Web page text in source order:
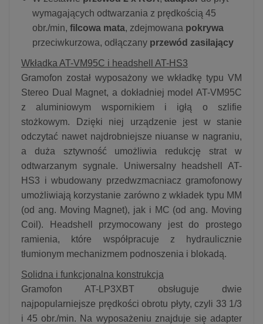
wymagających odtwarzania z prędkością 45
obr./min, filcowa mata, zdejmowana pokrywa
przeciwkurzowa, odłączany przewód zasilający
Wkładka AT-VM95C i headshell AT-HS3
Gramofon został wyposażony we wkładkę typu VM
Stereo Dual Magnet, a dokładniej model AT-VM95C
z aluminiowym wspornikiem i igłą o szlifie
stożkowym. Dzięki niej urządzenie jest w stanie
odczytać nawet najdrobniejsze niuanse w nagraniu,
a duża sztywność umożliwia redukcję strat w
odtwarzanym sygnale. Uniwersalny headshell AT-
HS3 i wbudowany przedwzmacniacz gramofonowy
umożliwiają korzystanie zarówno z wkładek typu MM
(od ang. Moving Magnet), jak i MC (od ang. Moving
Coil). Headshell przymocowany jest do prostego
ramienia, które współpracuje z hydraulicznie
tłumionym mechanizmem podnoszenia i blokadą.
Solidna i funkcjonalna konstrukcja
Gramofon AT-LP3XBT obsługuje dwie
najpopularniejsze prędkości obrotu płyty, czyli 33 1/3
i 45 obr./min. Na wyposażeniu znajduje się adapter